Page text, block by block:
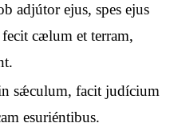
adjútor ejus, spes ejus
cælum et terram,
sǽculum, facit judícium
esuriéntibus.